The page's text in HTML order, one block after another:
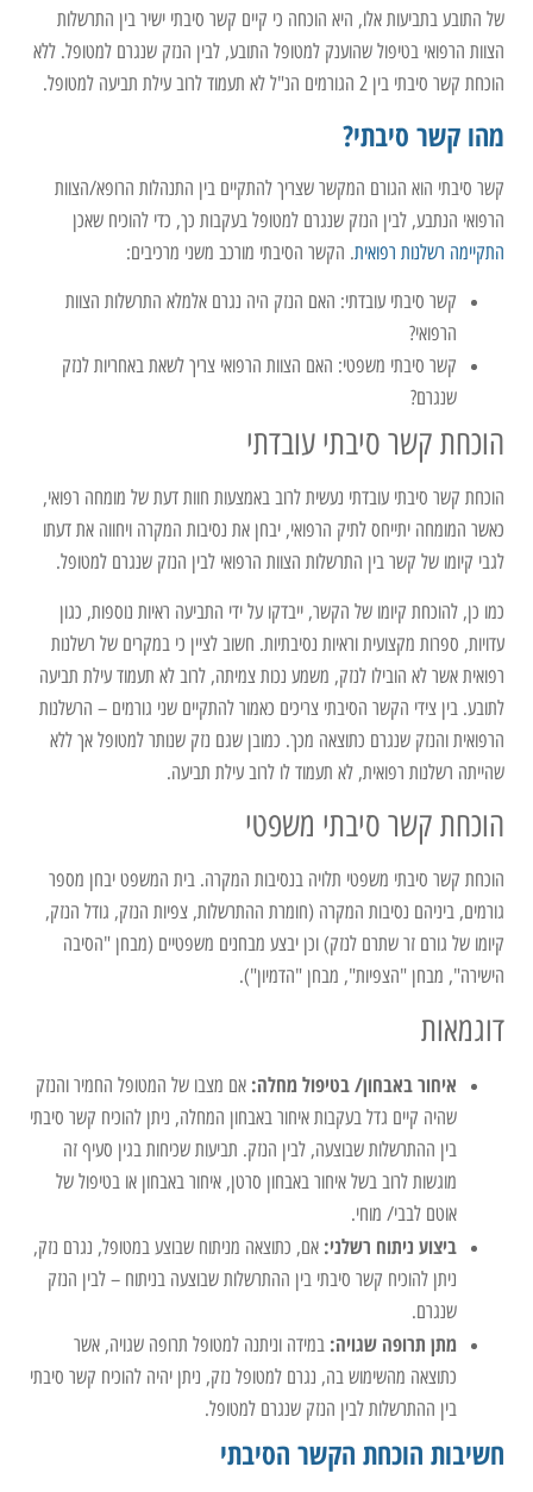
של התובע בתביעות אלו, היא הוכחה כי קיים קשר סיבתי ישיר בין התרשלות
הצוות הרפואי בטיפול שהוענק למטופל התובע, לבין הנזק שנגרם למטופל. ללא
הוכחת קשר סיבתי בין 2 הגורמים הנ"ל לא תעמוד לרוב עילת תביעה למטופל.
מהו קשר סיבתי?
קשר סיבתי הוא הגורם המקשר שצריך להתקיים בין התנהלות הרופא/הצוות
הרפואי הנתבע, לבין הנזק שנגרם למטופל בעקבות כך, כדי להוכיח שאכן
התקיימה רשלנות רפואית. הקשר הסיבתי מורכב משני מרכיבים:
קשר סיבתי עובדתי: האם הנזק היה נגרם אלמלא התרשלות הצוות
הרפואי?
קשר סיבתי משפטי: האם הצוות הרפואי צריך לשאת באחריות לנזק
שנגרם?
הוכחת קשר סיבתי עובדתי
הוכחת קשר סיבתי עובדתי נעשית לרוב באמצעות חוות דעת של מומחה רפואי,
כאשר המומחה יתייחס לתיק הרפואי, יבחן את נסיבות המקרה ויחווה את דעתו
לגבי קיומו של קשר בין התרשלות הצוות הרפואי לבין הנזק שנגרם למטופל.
כמו כן, להוכחת קיומו של הקשר, ייבדקו על ידי התביעה ראיות נוספות, כגון
עדויות, ספרות מקצועית וראיות נסיבתיות. חשוב לציין כי במקרים של רשלנות
רפואית אשר לא הובילו לנזק, משמע נכות צמיתה, לרוב לא תעמוד עילת תביעה
לתובע. בין צידי הקשר הסיבתי צריכים כאמור להתקיים שני גורמים – הרשלנות
הרפואית והנזק שנגרם כתוצאה מכך. כמובן שגם נזק שנותר למטופל אך ללא
שהייתה רשלנות רפואית, לא תעמוד לו לרוב עילת תביעה.
הוכחת קשר סיבתי משפטי
הוכחת קשר סיבתי משפטי תלויה בנסיבות המקרה. בית המשפט יבחן מספר
גורמים, ביניהם נסיבות המקרה (חומרת ההתרשלות, צפיות הנזק, גודל הנזק,
קיומו של גורם זר שתרם לנזק) וכן יבצע מבחנים משפטיים (מבחן "הסיבה
הישירה", מבחן "הצפיות", מבחן "הדמיון").
דוגמאות
איחור באבחון/ בטיפול מחלה: אם מצבו של המטופל החמיר והנזק
שהיה קיים גדל בעקבות איחור באבחון המחלה, ניתן להוכיח קשר סיבתי
בין ההתרשלות שבוצעה, לבין הנזק. תביעות שכיחות בגין סעיף זה
מוגשות לרוב בשל איחור באבחון סרטן, איחור באבחון או בטיפול של
אוטם לבבי/ מוחי.
ביצוע ניתוח רשלני: אם, כתוצאה מניתוח שבוצע במטופל, נגרם נזק,
ניתן להוכיח קשר סיבתי בין ההתרשלות שבוצעה בניתוח – לבין הנזק
שנגרם.
מתן תרופה שגויה: במידה וניתנה למטופל תרופה שגויה, אשר
כתוצאה מהשימוש בה, נגרם למטופל נזק, ניתן יהיה להוכיח קשר סיבתי
בין ההתרשלות לבין הנזק שנגרם למטופל.
חשיבות הוכחת הקשר הסיבתי